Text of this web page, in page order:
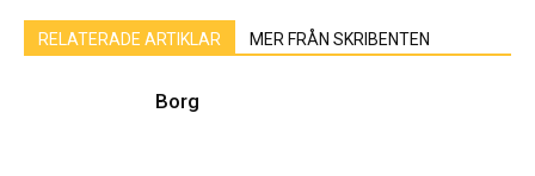
RELATERADE ARTIKLAR MER FRÅN SKRIBENTEN
Borg